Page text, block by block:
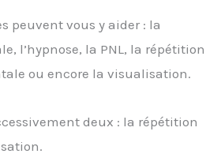
peuvent vous y aider : la
l’hypnose, la PNL, la répétition
ou encore la visualisation.
deux : la répétition